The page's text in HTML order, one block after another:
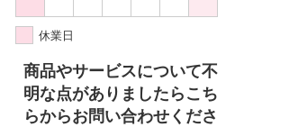
休業日
商品やサービスについて不
明な点がありましたらこち
らからお問い合わせくださ